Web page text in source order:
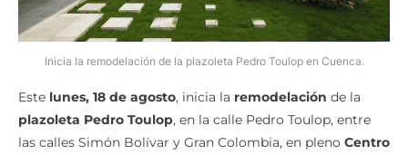
Inicia la remodelación de la plazoleta Pedro Toulop en Cuenca.
plazoleta Pedro Toulop, en la calle Pedro Toulop, entre
las calles Simón Bolívar y Gran Colombia, en plenoCentro
Histórico de Cuenca.